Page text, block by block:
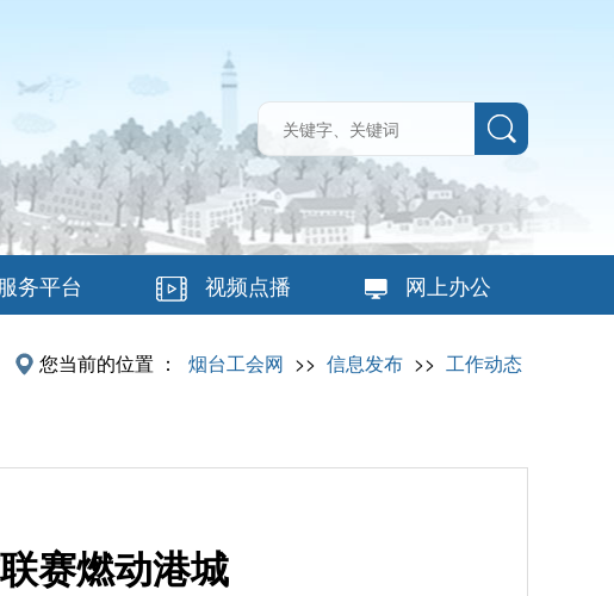
服务平台 视频点播 网上办公
您当前的位置 ： 烟台工会网 >> 信息发布 >> 工作动态
赛燃动港城